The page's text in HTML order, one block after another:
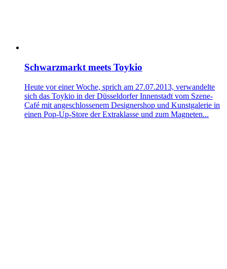
Schwarzmarkt meets Toykio
Heute vor einer Woche, sprich am 27.07.2013, verwandelte
sich das Toykio in der Düsseldorfer Innenstadt vom Szene-
Café mit angeschlossenem Designershop und Kunstgalerie in
einen Pop-Up-Store der Extraklasse und zum Magneten...